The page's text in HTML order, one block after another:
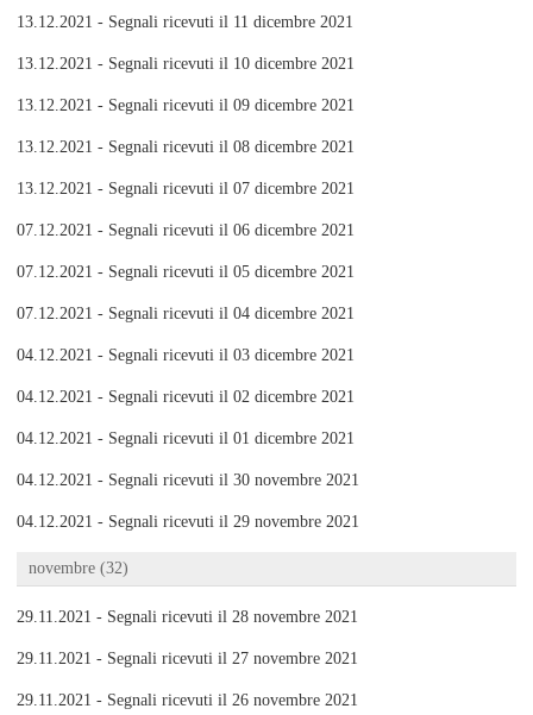
13.12.2021 - Segnali ricevuti il 11 dicembre 2021
13.12.2021 - Segnali ricevuti il 10 dicembre 2021
13.12.2021 - Segnali ricevuti il 09 dicembre 2021
13.12.2021 - Segnali ricevuti il 08 dicembre 2021
13.12.2021 - Segnali ricevuti il 07 dicembre 2021
07.12.2021 - Segnali ricevuti il 06 dicembre 2021
07.12.2021 - Segnali ricevuti il 05 dicembre 2021
07.12.2021 - Segnali ricevuti il 04 dicembre 2021
04.12.2021 - Segnali ricevuti il 03 dicembre 2021
04.12.2021 - Segnali ricevuti il 02 dicembre 2021
04.12.2021 - Segnali ricevuti il 01 dicembre 2021
04.12.2021 - Segnali ricevuti il 30 novembre 2021
04.12.2021 - Segnali ricevuti il 29 novembre 2021
novembre (32)
29.11.2021 - Segnali ricevuti il 28 novembre 2021
29.11.2021 - Segnali ricevuti il 27 novembre 2021
29.11.2021 - Segnali ricevuti il 26 novembre 2021